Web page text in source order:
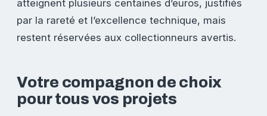
atteignent plusieurs centaines d’euros, justifiés
par la rareté et l’excellence technique, mais
restent réservées aux collectionneurs avertis.
Votre compagnon de choix
pour tous vos projets